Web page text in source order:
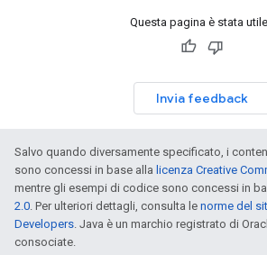
Questa pagina è stata
Invia feedback
Salvo quando diversamente specificato, i
sono concessi in base alla licenza Creative
mentre gli esempi di codice sono concessi in
2.0. Per ulteriori dettagli, consulta le norme del
Developers. Java è un marchio registrato di
consociate.